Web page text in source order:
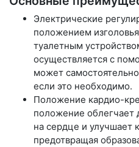
Электрические
положением
туалетным
осуществляется с
может
если это необходимо.
Положение кардио-
положение облегчает
на сердце и улучшает
предотвращая